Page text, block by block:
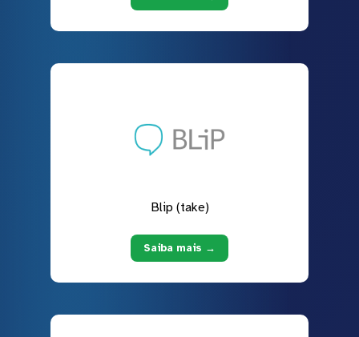
Blip (take)
Saiba mais →